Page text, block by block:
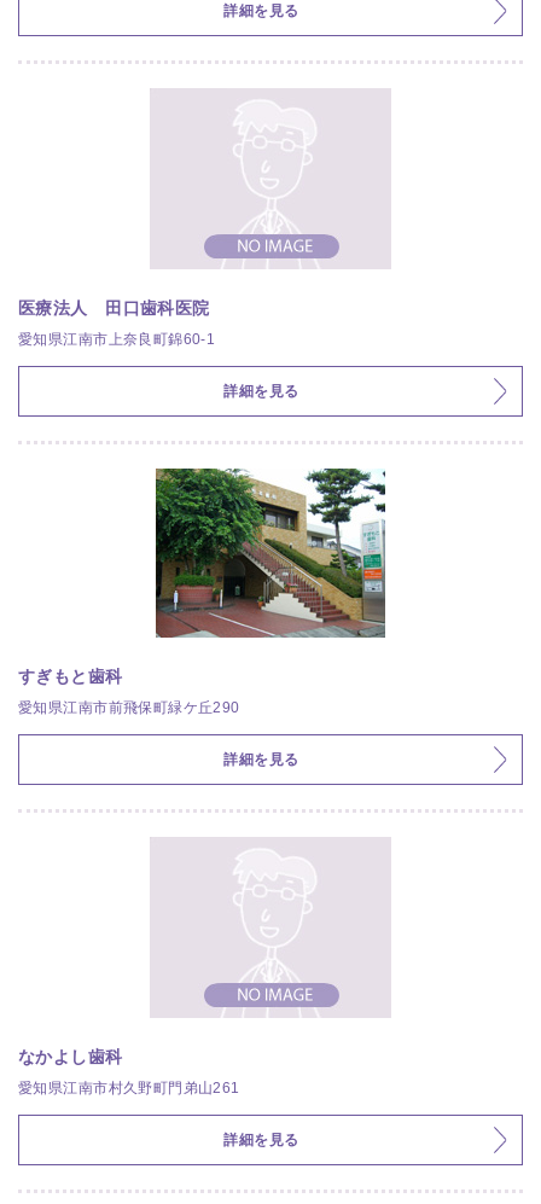
詳細を見る
医療法人 田口歯科医院
愛知県江南市上奈良町錦60-1
詳細を見る
すぎもと歯科
愛知県江南市前飛保町緑ケ丘290
詳細を見る
なかよし歯科
愛知県江南市村久野町門弟山261
詳細を見る